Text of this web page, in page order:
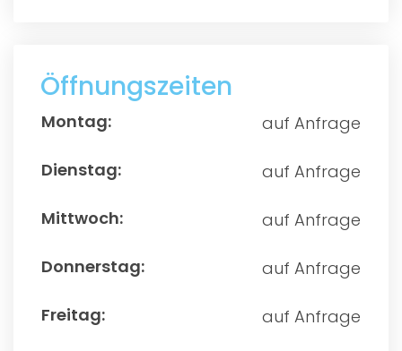
Öffnungszeiten
auf Anfrage
auf Anfrage
auf Anfrage
auf Anfrage
auf Anfrage